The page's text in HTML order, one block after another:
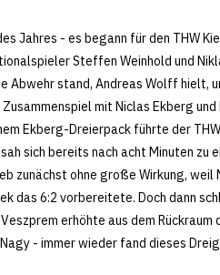
Jahres - es begann für den THW
Steffen Weinhold und
Abwehr stand, Andreas Wolff hielt,
mit Niclas Ekberg
Ekberg-Dreierpack führte der
sich bereits nach acht Minuten zu
zunächst ohne große Wirkung, weil
das 6:2 vorbereitete. Doch dann
erhöhte aus dem Rückraum
- immer wieder fand dieses